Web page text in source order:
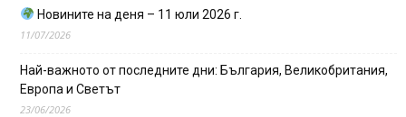
Новините на деня – 11 юли 2026 г.
11/07/2026
Най-важното от последните дни: България, Великобритания,
Европа и Светът
23/06/2026